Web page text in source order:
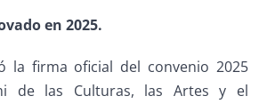
en 2025.
la firma oficial del convenio 2025
de las Culturas, las Artes y el